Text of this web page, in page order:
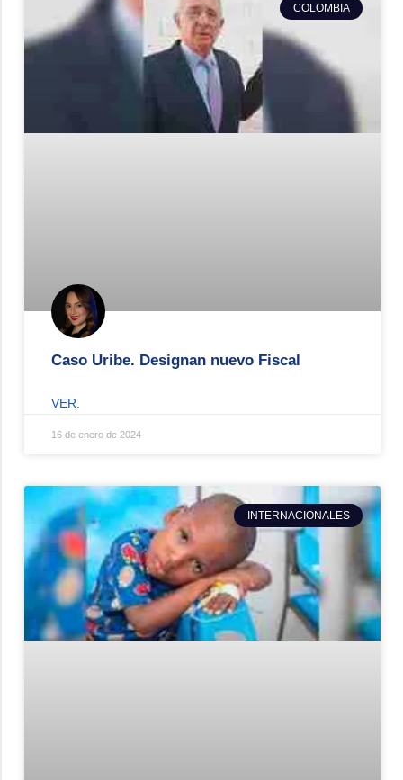
COLOMBIA
Caso Uribe. Designan nuevo Fiscal
VER.
16 de enero de 2024
INTERNACIONALES